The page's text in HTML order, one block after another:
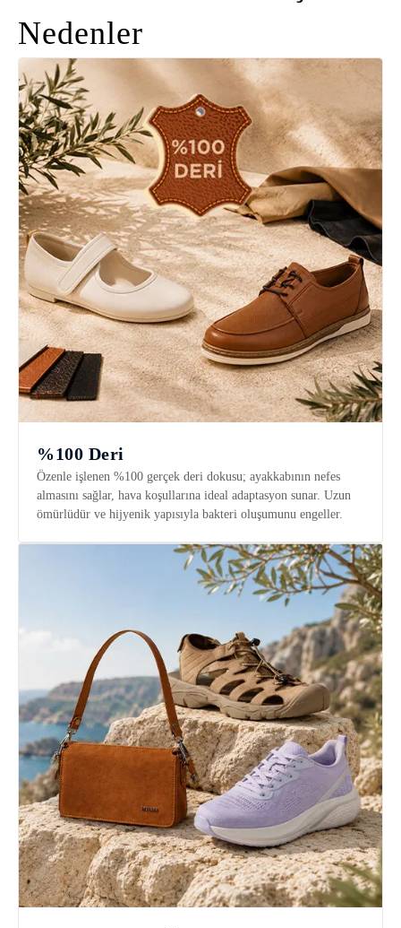
Nedenler
%100 Deri
Özenle işlenen %100 gerçek deri dokusu; ayakkabının nefes
almasını sağlar, hava koşullarına ideal adaptasyon sunar. Uzun
ömürlüdür ve hijyenik yapısıyla bakteri oluşumunu engeller.